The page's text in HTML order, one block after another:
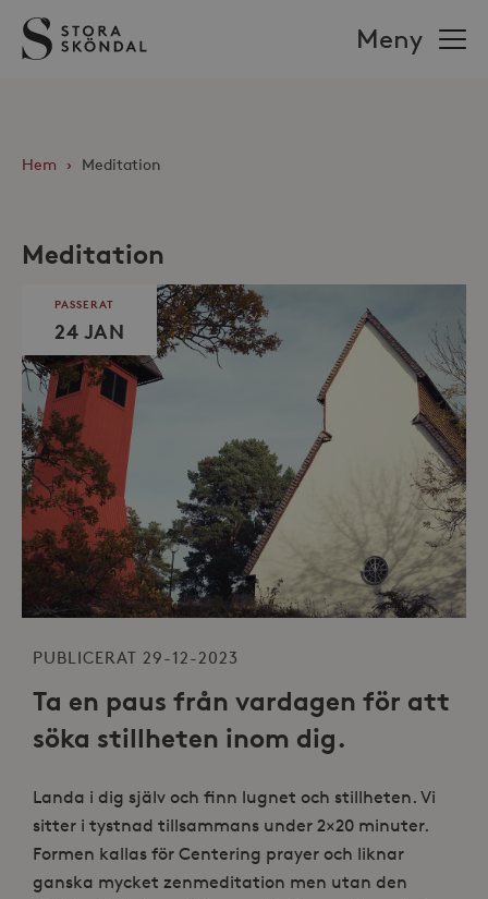
Stora
Sköndal
Meny
Hem › Meditation
Meditation
PASSERAT
24 JAN
PUBLICERAT 29-12-2023
Ta en paus från vardagen för att
söka stillheten inom dig.
Landa i dig själv och finn lugnet och stillheten. Vi
sitter i tystnad tillsammans under 2×20 minuter.
Formen kallas för Centering prayer och liknar
ganska mycket zenmeditation men utan den